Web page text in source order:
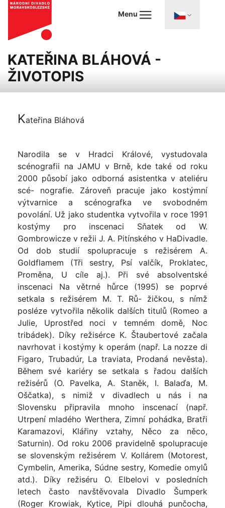
Menu
KATEŘINA BLÁHOVÁ -
ŽIVOTOPIS
Kateřina Bláhová
Narodila se v Hradci Králové, vystudovala
scénografii na JAMU v Brně, kde také od roku
2000 působí jako odborná asistentka v ateliéru
scé- nografie. Zároveň pracuje jako kostýmní
výtvarnice a scénografka ve svobodném
povolání. Už jako studentka vytvořila v roce 1991
kostýmy pro inscenaci Sňatek od W.
Gombrowicze v režii J. A. Pitínského v HaDivadle.
Od dob studií spolupracuje s režisérem A.
Goldflamem (Tři sestry, Psí valčík, Proklatec,
Proměna, U cíle aj.). Při své absolventské
inscenaci Na větrné hůrce (1995) se poprvé
setkala s režisérem M. T. Rů- žičkou, s nímž
posléze vytvořila několik dalších titulů (Romeo a
Julie, Uprostřed noci v temném domě, Noc
tribádek). Díky režisérce K. Štaubertové začala
navrhovat i kostýmy k operám (např. La nozze di
Figaro, Trubadúr, La traviata, Prodaná nevěsta).
Během své kariéry se setkala s řadou dalších
režisérů (O. Pavelka, A. Staněk, I. Balaďa, M.
Oščatka), s nimiž v divadlech u nás i na
Slovensku připravila mnoho inscenací (např.
Utrpení mladého Werthera, Zimní pohádka, Bratři
Karamazovi, Klářiny vztahy, Něco za něco,
Saturnin). Od roku 2006 pravidelně spolupracuje
se slovenským režisérem V. Kollárem (Motorest,
Cymbelin, Amerika, Súdne sestry, Komedie omylů
atd.). Díky režiséru O. Elbelovi v posledních
letech často navštěvovala Divadlo Šumperk
(Roger Krowiak, Kytice, Pipi dlouhá punčocha,